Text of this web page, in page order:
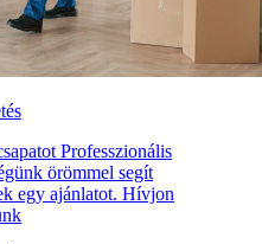
Professzionális
örömmel segít
egy ajánlatot. Hívjon